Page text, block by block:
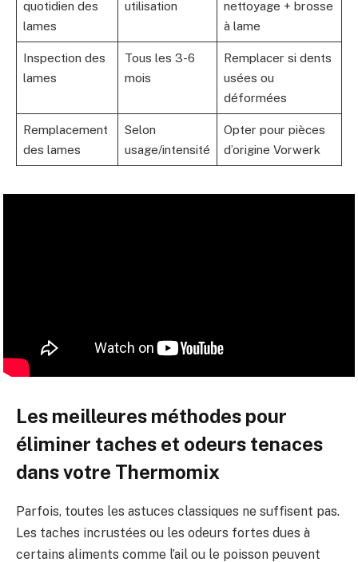
quotidien des
lames
utilisation
nettoyage + brosse
à lame
Inspection des
lames
Tous les 3-6
mois
Remplacer si dents
usées ou
déformées
Remplacement
des lames
Selon
usage/intensité
Opter pour pièces
d’origine Vorwerk
Les meilleures méthodes pour
éliminer taches et odeurs tenaces
dans votre Thermomix
Parfois, toutes les astuces classiques ne suffisent pas.
Les taches incrustées ou les odeurs fortes dues à
certains aliments comme l’ail ou le poisson peuvent